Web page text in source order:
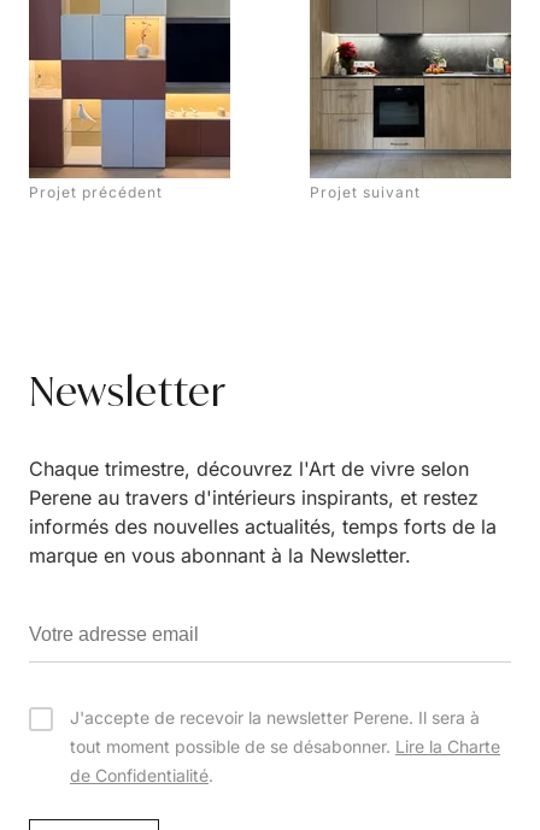
Projet précédent Projet suivant
Newsletter
Chaque trimestre, découvrez l'Art de vivre selon
Perene au travers d'intérieurs inspirants, et restez
informés des nouvelles actualités, temps forts de la
marque en vous abonnant à la Newsletter.
J'accepte de recevoir la newsletter Perene. Il sera à
tout moment possible de se désabonner. Lire la Charte
de Confidentialité.